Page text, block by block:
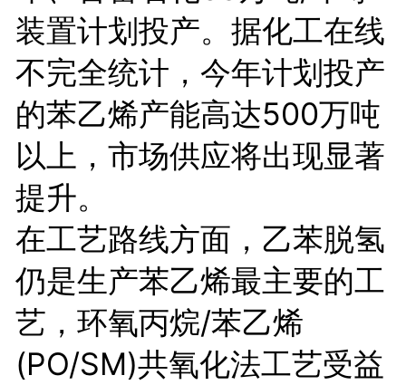
装置计划投产。据化工在线
不完全统计，今年计划投产
的苯乙烯产能高达500万吨
以上，市场供应将出现显著
提升。
在工艺路线方面，乙苯脱氢
仍是生产苯乙烯最主要的工
艺，环氧丙烷/苯乙烯
(PO/SM)共氧化法工艺受益